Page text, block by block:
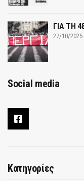
ΓΙΑ ΤΗ
27/10/2025
Social media
Κατηγορίες